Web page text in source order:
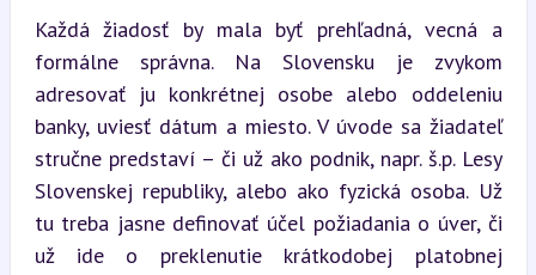
Každá žiadosť by mala byť prehľadná, vecná a
formálne správna. Na Slovensku je zvykom
adresovať ju konkrétnej osobe alebo oddeleniu
banky, uviesť dátum a miesto. V úvode sa žiadateľ
stručne predstaví – či už ako podnik, napr. š.p. Lesy
Slovenskej republiky, alebo ako fyzická osoba. Už
tu treba jasne definovať účel požiadania o úver, či
už ide o preklenutie krátkodobej platobnej